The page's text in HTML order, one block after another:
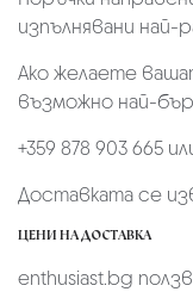
изпълнявани
Ако желаете
възможно най-
+359 878 903 665
Доставката се
ЦЕНИ НА ДОСТАВКА
enthusiast.bg